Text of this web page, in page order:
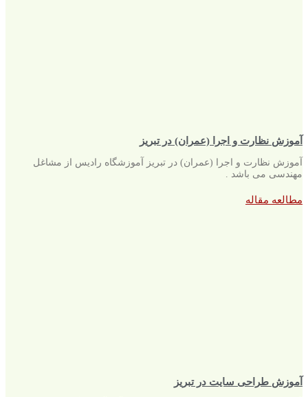
آموزش نظارت و اجرا (عمران) در تبریز
آموزش نظارت و اجرا (عمران) در تبریز آموزشگاه رادیس از مشاغل
مهندسی می باشد .
مطالعه مقاله
آموزش طراحی سایت در تبریز